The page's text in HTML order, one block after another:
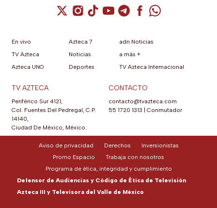
Cuenta de X / Twitter (se abre en una
Cuenta de Instagram (se abre en una
Cuenta de TikTok (se abre en
Cuenta de YouTube (se abre
Cuenta de Telegram (se
Cuenta de
Cuenta de
En vivo
TV Azteca
Azteca UNO
Azteca 7
Noticias
Deportes
adn Noticias
a más +
TV Azteca Internacional
TV AZTECA
Periférico Sur 4121,
Col. Fuentes Del Pedregal, C.P.
14140,
Ciudad De México, México.
CONTACTO
contacto@tvazteca.com
55 1720 1313
Conmutador
Aviso de privacidad Derechos
Inversionistas
Promo Espacio
Trabaja con nosotros
Programa de ética, integridad y cumplimiento
Defensor de Audiencias y Código de Ética de Televisión
Azteca III y Televisora del Valle de México